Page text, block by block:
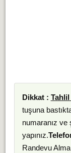
Dikkat : Tahlil
tuşuna
numaranız
yapınız.
Randevu